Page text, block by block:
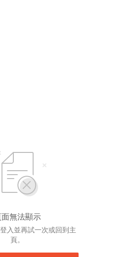
面無法顯示
入並再試一次或回到主
頁。